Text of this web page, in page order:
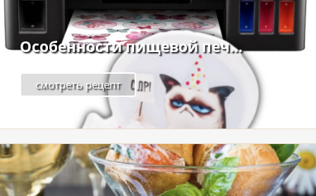
Особенности пищевой печ...
смотреть рецепт